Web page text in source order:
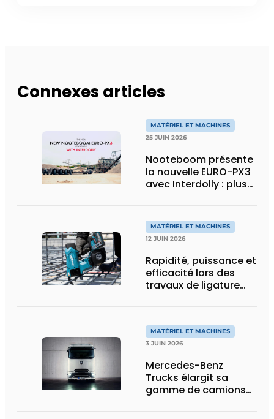
Connexes articles
MATÉRIEL ET MACHINES
25 JUIN 2026
Nooteboom présente
la nouvelle EURO-PX3
avec Interdolly : plus
transport spécial
MATÉRIEL ET MACHINES
12 JUIN 2026
Rapidité, puissance et
efficacité lors des
travaux de ligature
MATÉRIEL ET MACHINES
3 JUIN 2026
Mercedes-Benz
Trucks élargit sa
gamme de camions